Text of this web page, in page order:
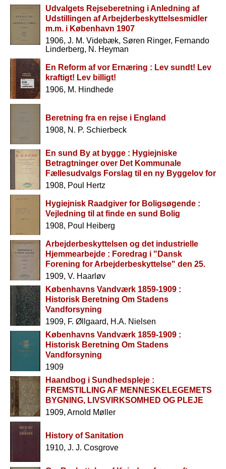
Udvalgets Rejseberetning i Anledning af
Udstillingen af Arbejderbeskyttelsesmidler
m.m. i København 1907
1906, J. M. Videbæk, Søren Ringer, Fernando
Linderberg, N. Heyman
En Reform af vor Ernæring : Lev sundt! Lev
kraftigt! Lev billigt!
1906, M. Hindhede
Beretning fra en rejse i England
1908, N. P. Schierbeck
En sund By at bygge : Hygiejniske
Betragtninger over Det Kommunale
Fællesudvalgs Forslag til en ny Byggelov for
København
1908, Poul Hertz
Hygiejnisk Raadgiver for Boligsøgende :
Vejledning til at finde en sund Bolig
1908, Poul Heiberg
Arbejderbeskyttelsen og det industrielle
Hjemmearbejde : Foredrag i "Dansk
Forening for Arbejderbeskyttelse" den 25.
Marts 1909
1909, V. Haarløv
Københavns Vandværk 1859-1909 :
Historisk Beretning Om Stadens
Vandforsyning
1909, F. Øllgaard, H.A. Nielsen
Københavns Vandværk 1859-1909 :
Historisk Beretning Om Stadens
Vandforsyning
1909
Haandbog i Sundhedspleje :
FREMSTILLING AF MENNESKELEGEMETS
BYGNING, LIVSVIRKSOMHED OG PLEJE
1909, Arnold Møller
History of Sanitation
1910, J. J. Cosgrove